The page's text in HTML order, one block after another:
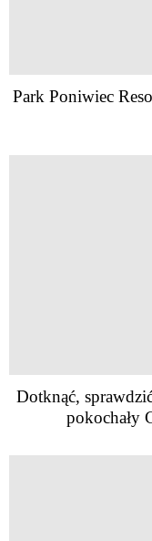
Park Poniwiec
Dotknąć,
pokochały